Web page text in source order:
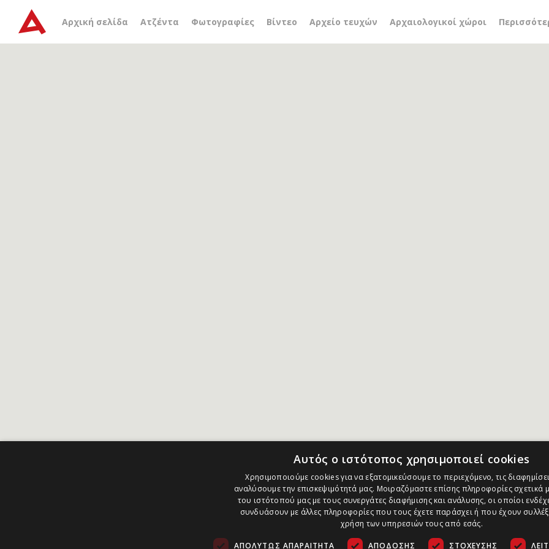
Αρχική σελίδα Ατζέντα Φωτογραφίες Βίντεο Αρχείο τευχών Αρχαιολογικοί χώροι
Αρχείο ετικέτας Δημήτριος Δρακούλης
Αυτός ο ιστότοπος χρησιμοποιεί cookies
Χρησιμοποιούμε cookies για να εξατομικεύσουμε το περιεχόμενο, τις
αναλύσουμε την επισκεψιμότητά μας. Μοιραζόμαστε επίσης πληροφορίες σχετικά
του ιστότοπού μας με τους συνεργάτες διαφήμισης και ανάλυσης, οι οποίοι
συνδυάσουν με άλλες πληροφορίες που τους έχετε παράσχει ή που έχουν
χρήση των υπηρεσιών τους από εσάς.
ΑΠΟΛΎΤΩΣ ΑΠΑΡΑΊΤΗΤΑ ΑΠΌΔΟΣΗΣ ΣΤΌΧΕΥΣΗΣ